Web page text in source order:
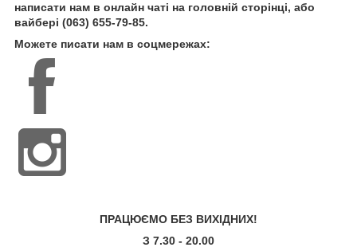
написати нам в онлайн чаті на головній сторінці, або
вайбері (063) 655-79-85.
Можете писати нам в соцмережах:
ПРАЦЮЄМО БЕЗ ВИХІДНИХ!
З 7.30 - 20.00